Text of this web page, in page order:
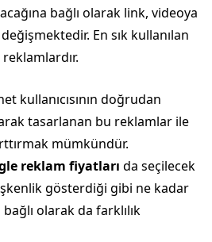
bağlı olarak link, videoya
En sık kullanılan
kullanıcısının doğrudan
tasarlanan bu reklamlar ile
mümkündür.
reklam fiyatları da seçilecek
gösterdiği gibi ne kadar
olarak da farklılık